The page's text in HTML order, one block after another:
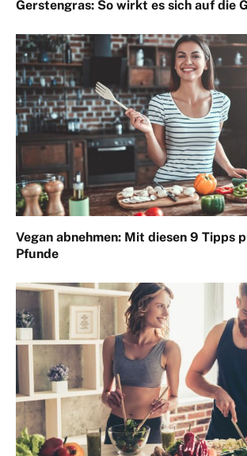
Gerstengras: So wirkt es sich auf die
Vegan abnehmen: Mit diesen 9 Tipps
Pfunde